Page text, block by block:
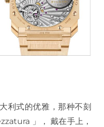
利式的优雅，那种不刻
」， 戴在手上，